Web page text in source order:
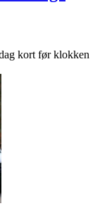
kort før klokken